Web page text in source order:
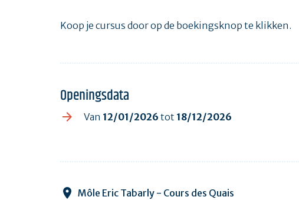
Koop je cursus door op de boekingsknop te klikken.
Openingsdata
Van 12/01/2026 tot 18/12/2026
Môle Eric Tabarly - Cours des Quais